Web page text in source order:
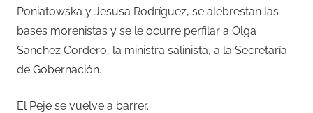
Poniatowska y Jesusa Rodríguez, se alebrestan las
bases morenistas y se le ocurre perfilar a Olga
Sánchez Cordero, la ministra salinista, a la Secretaría
de Gobernación.
El Peje se vuelve a barrer.